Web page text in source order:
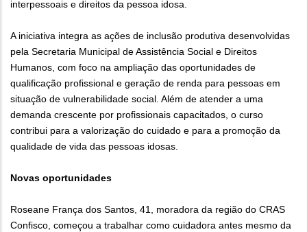
interpessoais e direitos da pessoa idosa.
A iniciativa integra as ações de inclusão produtiva desenvolvidas
pela Secretaria Municipal de Assistência Social e Direitos
Humanos, com foco na ampliação das oportunidades de
qualificação profissional e geração de renda para pessoas em
situação de vulnerabilidade social. Além de atender a uma
demanda crescente por profissionais capacitados, o curso
contribui para a valorização do cuidado e para a promoção da
qualidade de vida das pessoas idosas.
Novas oportunidades
Roseane França dos Santos, 41, moradora da região do CRAS
Confisco, começou a trabalhar como cuidadora antes mesmo da